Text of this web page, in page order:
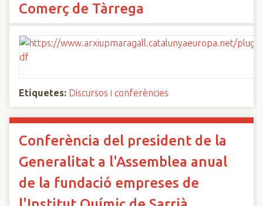
Comerç de Tàrrega
Etiquetes: Discursos i conferències
Conferència del president de la
Generalitat a l'Assemblea anual
de la fundació empreses de